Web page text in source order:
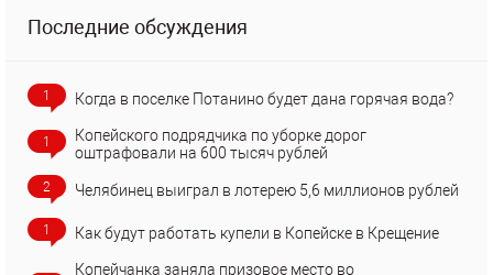
Последние обсуждения
1 Когда в поселке Потанино будет дана горячая вода?
1
Копейского подрядчика по уборке дорог
оштрафовали на 600 тысяч рублей
2 Челябинец выиграл в лотерею 5,6 миллионов рублей
1 Как будут работать купели в Копейске в Крещение
Копейчанка заняла призовое место во